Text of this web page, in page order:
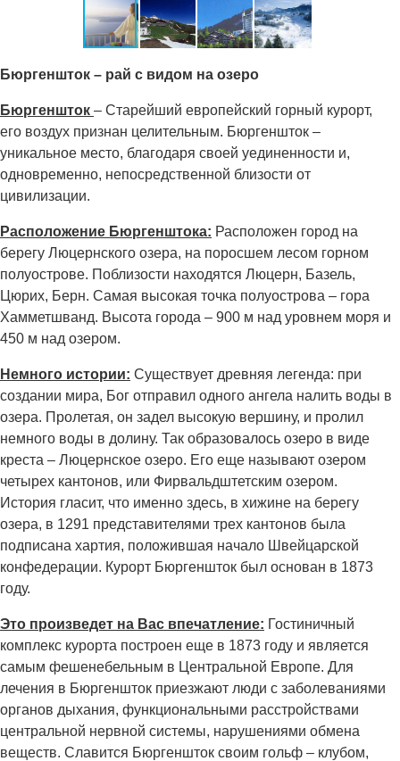
Бюргеншток – рай с видом на озеро
Бюргеншток – Старейший европейский горный курорт,
его воздух признан целительным. Бюргеншток –
уникальное место, благодаря своей уединенности и,
одновременно, непосредственной близости от
цивилизации.
Расположение Бюргенштока: Расположен город на
берегу Люцернского озера, на поросшем лесом горном
полуострове. Поблизости находятся Люцерн, Базель,
Цюрих, Берн. Самая высокая точка полуострова – гора
Хамметшванд. Высота города – 900 м над уровнем моря и
450 м над озером.
Немного истории: Существует древняя легенда: при
создании мира, Бог отправил одного ангела налить воды в
озера. Пролетая, он задел высокую вершину, и пролил
немного воды в долину. Так образовалось озеро в виде
креста – Люцернское озеро. Его еще называют озером
четырех кантонов, или Фирвальдштетским озером.
История гласит, что именно здесь, в хижине на берегу
озера, в 1291 представителями трех кантонов была
подписана хартия, положившая начало Швейцарской
конфедерации. Курорт Бюргеншток был основан в 1873
году.
Это произведет на Вас впечатление: Гостиничный
комплекс курорта построен еще в 1873 году и является
самым фешенебельным в Центральной Европе. Для
лечения в Бюргеншток приезжают люди с заболеваниями
органов дыхания, функциональными расстройствами
центральной нервной системы, нарушениями обмена
веществ. Славится Бюргеншток своим гольф – клубом,